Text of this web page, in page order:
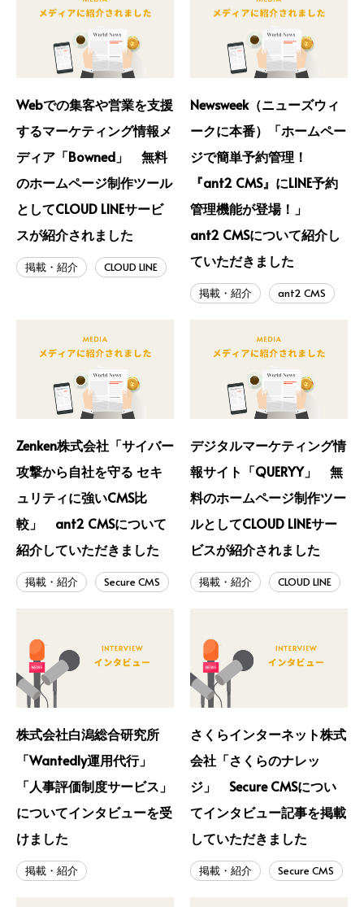
Webでの集客や営業を支援
するマーケティング情報メ
ディア「Bowned」 無料
のホームページ制作ツール
としてCLOUD LINEサービ
スが紹介されました
掲載・紹介 CLOUD LINE
Newsweek（ニューズウィ
ークに本番）「ホームペー
ジで簡単予約管理！
『ant2 CMS』にLINE予約
管理機能が登場！」
ant2 CMSについて紹介し
ていただきました
掲載・紹介 ant2 CMS
Zenken株式会社「サイバー
攻撃から自社を守る セキ
ュリティに強いCMS比
較」 ant2 CMSについて
紹介していただきました
掲載・紹介 Secure CMS
デジタルマーケティング情
報サイト「QUERYY」 無
料のホームページ制作ツー
ルとしてCLOUD LINEサー
ビスが紹介されました
掲載・紹介 CLOUD LINE
株式会社白潟総合研究所
「Wantedly運用代行」
「人事評価制度サービス」
についてインタビューを受
けました
掲載・紹介
さくらインターネット株式
会社「さくらのナレッ
ジ」 Secure CMSについ
てインタビュー記事を掲載
していただきました
掲載・紹介 Secure CMS